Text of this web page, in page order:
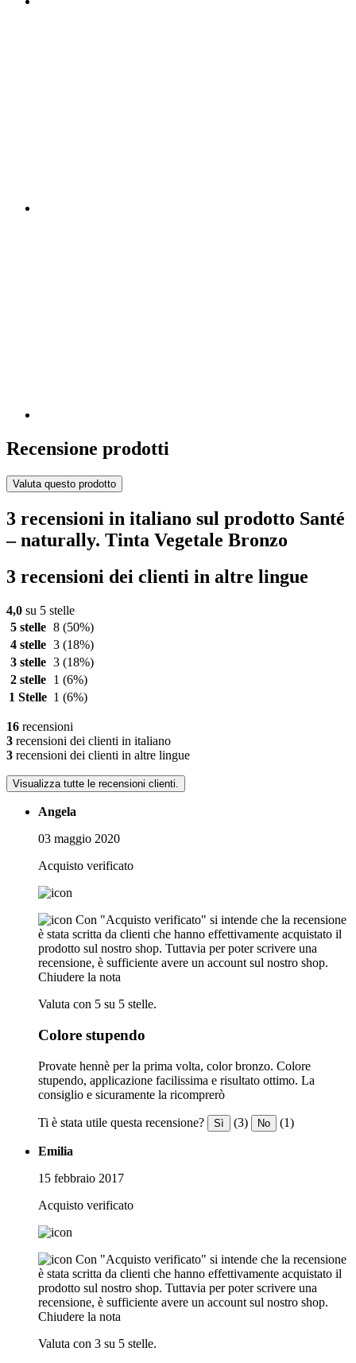
Recensione prodotti
Valuta questo prodotto
3 recensioni in italiano sul prodotto Santé
– naturally. Tinta Vegetale Bronzo
3 recensioni dei clienti in altre lingue
4,0 su 5 stelle
5 stelle 8 (50%)
4 stelle 3 (18%)
3 stelle 3 (18%)
2 stelle
1 (6%)
1 Stelle 1 (6%)
16 recensioni
3 recensioni dei clienti in italiano
3 recensioni dei clienti in altre lingue
Visualizza tutte le recensioni clienti.
Angela
03 maggio 2020
Acquisto verificato
Con "Acquisto verificato" si intende che la recensione
è stata scritta da clienti che hanno effettivamente acquistato il
prodotto sul nostro shop. Tuttavia per poter scrivere una
recensione, è sufficiente avere un account sul nostro shop.
Chiudere la nota
Valuta con 5 su 5 stelle.
Colore stupendo
Provate hennè per la prima volta, color bronzo. Colore
stupendo, applicazione facilissima e risultato ottimo. La
consiglio e sicuramente la ricomprerò
Ti è stata utile questa recensione? Sì (3) No (1)
Emilia
15 febbraio 2017
Acquisto verificato
Con "Acquisto verificato" si intende che la recensione
è stata scritta da clienti che hanno effettivamente acquistato il
prodotto sul nostro shop. Tuttavia per poter scrivere una
recensione, è sufficiente avere un account sul nostro shop.
Chiudere la nota
Valuta con 3 su 5 stelle.